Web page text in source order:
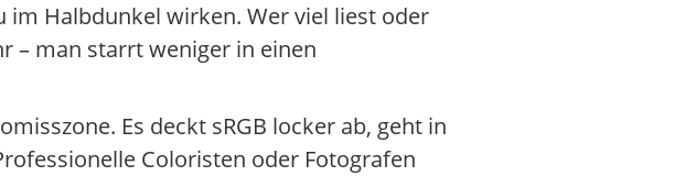
Halbdunkel wirken. Wer viel liest oder
– man starrt weniger in einen
Es deckt sRGB locker ab, geht in
Coloristen oder Fotografen